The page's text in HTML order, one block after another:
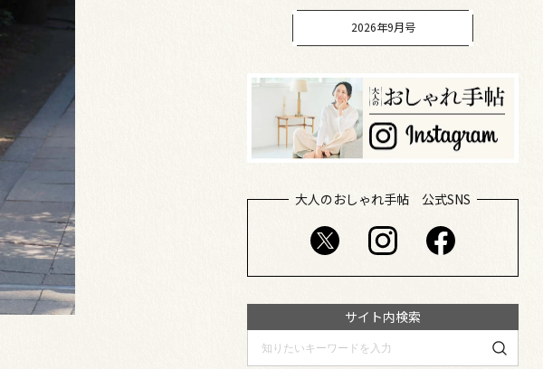
2026年9月号
大人のおしゃれ手帖 公式SNS
サイト内検索